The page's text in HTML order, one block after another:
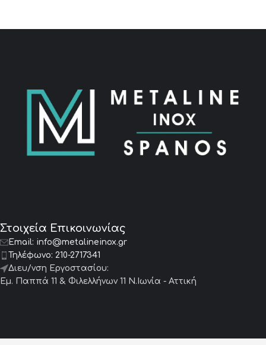
Στοιχεία Επικοινωνίας
Email: info@metalineinox.gr
Τηλέφωνο: 210-2717341
Διευ/νση Εργοστασίου:
Εμ. Παππά 11 & Φιλελλήνων 11 Ν.Ιωνία - Αττική